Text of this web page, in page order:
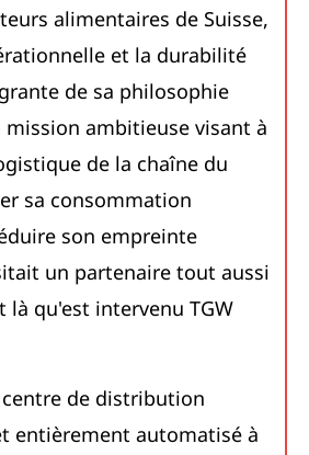
alimentaires de Suisse,
et la durabilité
de sa philosophie
mission ambitieuse visant à
de la chaîne du
sa consommation
son empreinte
un partenaire tout aussi
là qu'est intervenu TGW
de distribution
entièrement automatisé à